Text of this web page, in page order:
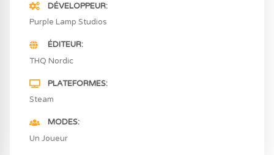
DÉVELOPPEUR
Purple Lamp Studios
ÉDITEUR
THQ Nordic
PLATEFORMES
Steam
MODES
Un Joueur